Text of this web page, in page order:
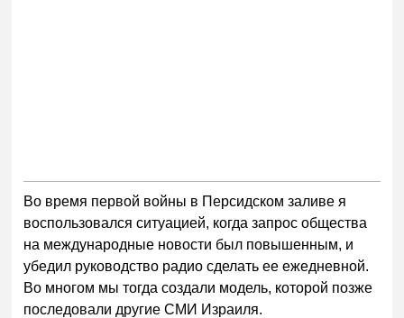
Во время первой войны в Персидском заливе я
воспользовался ситуацией, когда запрос общества
на международные новости был повышенным, и
убедил руководство радио сделать ее ежедневной.
Во многом мы тогда создали модель, которой позже
последовали другие СМИ Израиля.